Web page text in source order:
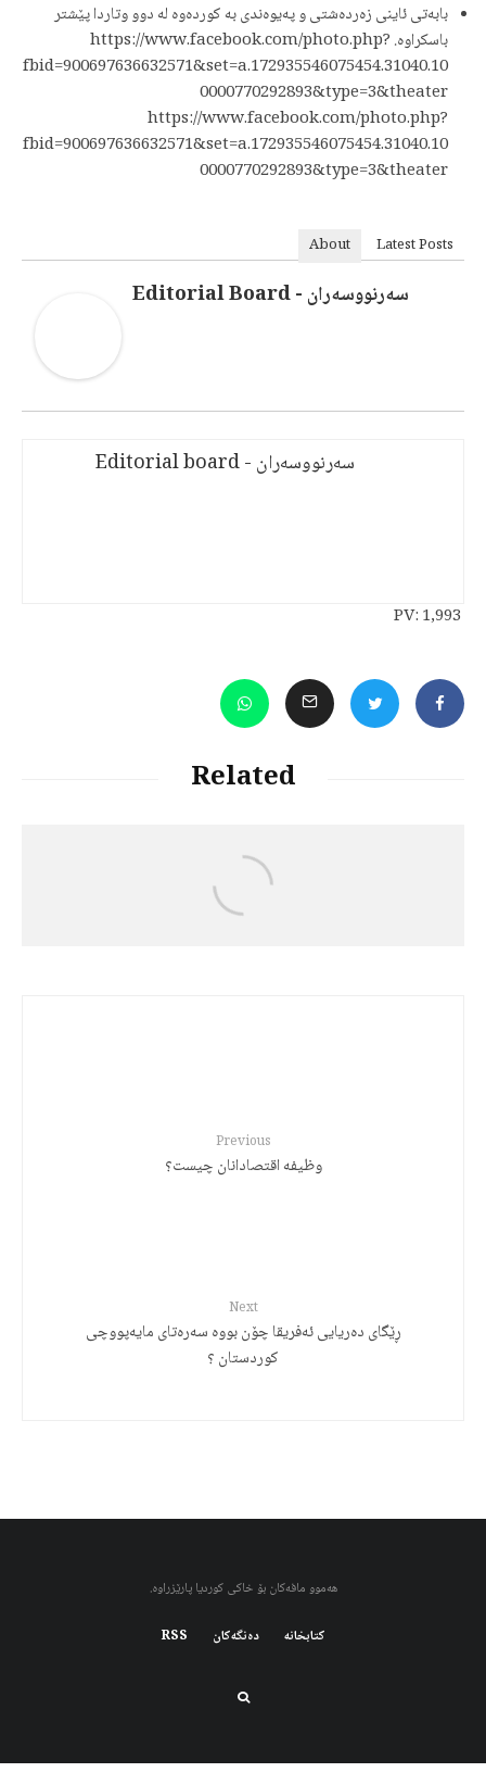
بابەتی ئاینی زەردەشتی و پەیوەندی بە کوردەوە لە دوو وتاردا پێشتر
باسکراوە. https://www.facebook.com/photo.php?
fbid=900697636632571&set=a.172935546075454.31040.10
0000770292893&type=3&theater
https://www.facebook.com/photo.php?
fbid=900697636632571&set=a.172935546075454.31040.10
0000770292893&type=3&theater
About Latest Posts
سەرنووسەران - Editorial Board
سەرنووسەران - Editorial board
PV:1,993
Related
Previous
وظیفه اقتصادانان چیست؟
Next
ڕێگای دەریایی ئەفریقا چۆن بووە سەرەتای مایەپووچی
کوردستان ؟
هەموو مافەکان بۆ خاکی کوردیا پارێزراوە.
کتابخانه دەنگەکان RSS